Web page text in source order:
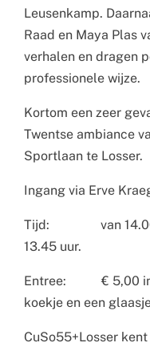
Leusenkamp.
Raad en Maya Plas
verhalen en dragen
professionele wijze.
Kortom een zeer
Twentse ambiance
Sportlaan te Losser.
Ingang via Erve
Tijd: van 14.00
13.45 uur.
Entree: € 5,00
koekje en een
CuSo55+Losser